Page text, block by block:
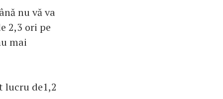
nu vă va
2,3 ori pe
mai
lucru de1,2